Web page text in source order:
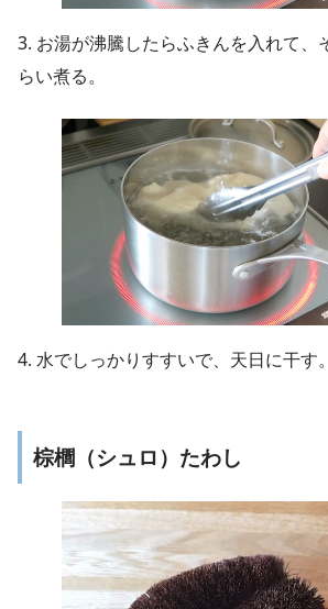
3. お湯が沸騰したらふきんを入れて、
らい煮る。
4. 水でしっかりすすいで、天日に干す。
棕櫚（シュロ）たわし